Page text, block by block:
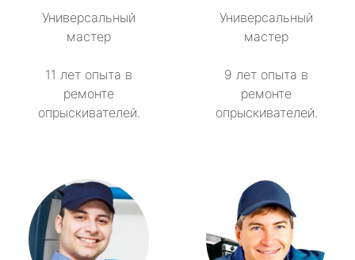
Универсальный
мастер
11 лет опыта в
ремонте
опрыскивателей.
Универсальный
мастер
9 лет опыта в
ремонте
опрыскивателей.